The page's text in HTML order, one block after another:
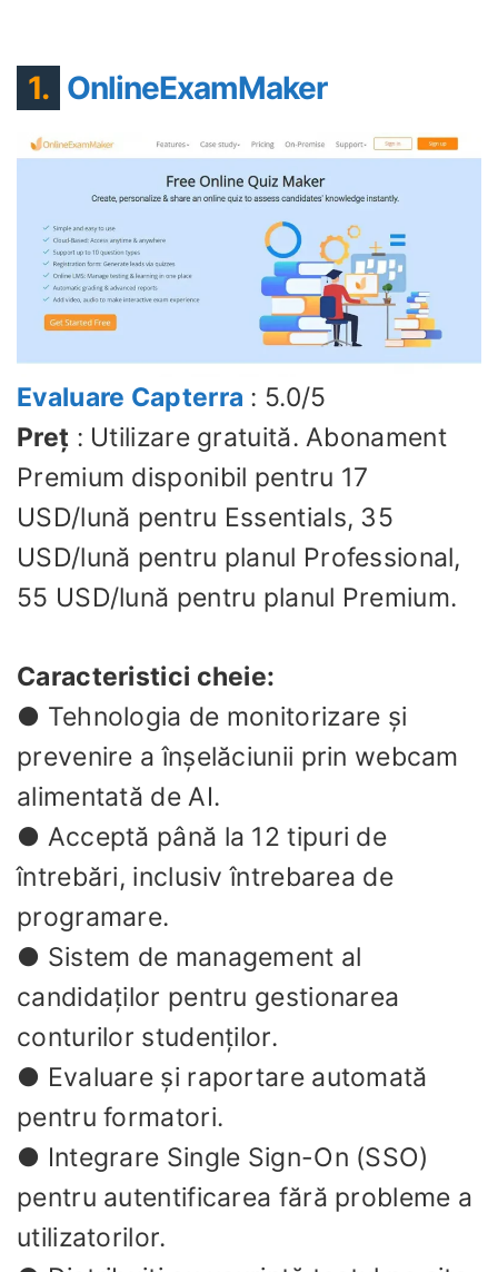
1. OnlineExamMaker
Evaluare Capterra : 5.0/5
Preț : Utilizare gratuită. Abonament
Premium disponibil pentru 17
USD/lună pentru Essentials, 35
USD/lună pentru planul Professional,
55 USD/lună pentru planul Premium.
Caracteristici cheie:
● Tehnologia de monitorizare și
prevenire a înșelăciunii prin webcam
alimentată de AI.
● Acceptă până la 12 tipuri de
întrebări, inclusiv întrebarea de
programare.
● Sistem de management al
candidaților pentru gestionarea
conturilor studenților.
● Evaluare și raportare automată
pentru formatori.
● Integrare Single Sign-On (SSO)
pentru autentificarea fără probleme a
utilizatorilor.